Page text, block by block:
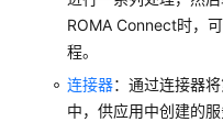
用
用
华
ROMA Connect时，
程。
连接器：通过连接器
中，供应用中创建的服